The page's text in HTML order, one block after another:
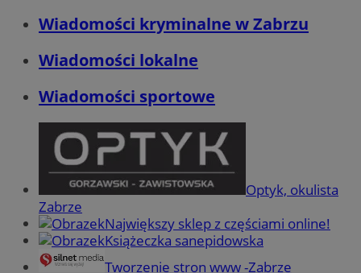
Wiadomości kryminalne w Zabrzu
Wiadomości lokalne
Wiadomości sportowe
Optyk, okulista
Zabrze
Największy sklep z częściami online!
Książeczka sanepidowska
Tworzenie stron www -Zabrze